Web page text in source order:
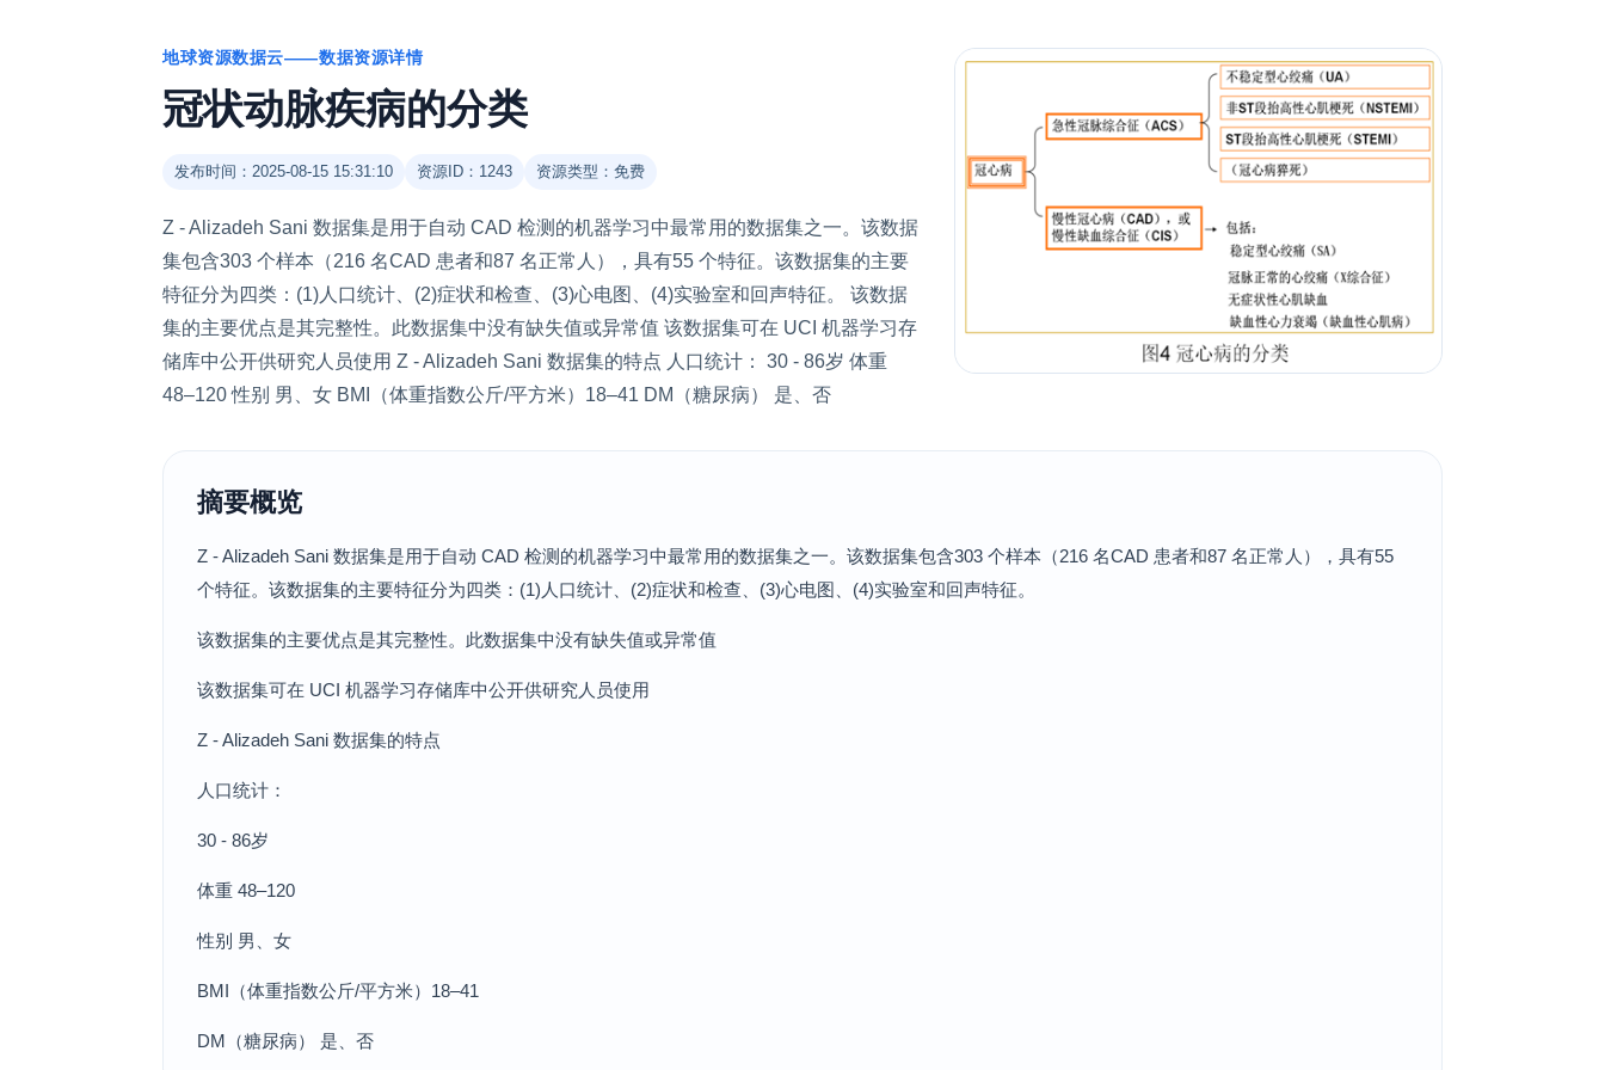
地球资源数据云——数据资源详情
冠状动脉疾病的分类
发布时间：2025-08-15 15:31:10 资源ID：1243 资源类型：免费
Z - Alizadeh Sani 数据集是用于自动 CAD 检测的机器学习中最常用的数据集之一。该数据
集包含303 个样本（216 名CAD 患者和87 名正常人），具有55 个特征。该数据集的主要
特征分为四类：(1)人口统计、(2)症状和检查、(3)心电图、(4)实验室和回声特征。 该数据
集的主要优点是其完整性。此数据集中没有缺失值或异常值 该数据集可在 UCI 机器学习存
储库中公开供研究人员使用 Z - Alizadeh Sani 数据集的特点 人口统计： 30 - 86岁 体重
48–120 性别 男、女 BMI（体重指数公斤/平方米）18–41 DM（糖尿病） 是、否
摘要概览
Z - Alizadeh Sani 数据集是用于自动 CAD 检测的机器学习中最常用的数据集之一。该数据集包含303 个样本（216 名CAD 患者和87 名正常人），具有55
个特征。该数据集的主要特征分为四类：(1)人口统计、(2)症状和检查、(3)心电图、(4)实验室和回声特征。
该数据集的主要优点是其完整性。此数据集中没有缺失值或异常值
该数据集可在 UCI 机器学习存储库中公开供研究人员使用
Z - Alizadeh Sani 数据集的特点
人口统计：
30 - 86岁
体重 48–120
性别 男、女
BMI（体重指数公斤/平方米）18–41
DM（糖尿病） 是、否